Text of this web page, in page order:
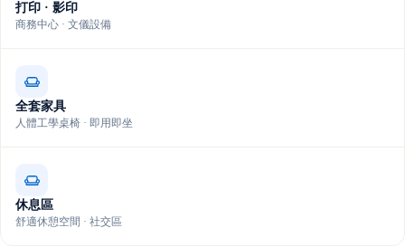
打印 · 影印
商務中心 · 文儀設備
全套家具
人體工學桌椅 · 即用即坐
休息區
舒適休憩空間 · 社交區